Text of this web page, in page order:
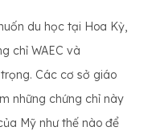
du học tại Hoa Kỳ,
chỉ WAEC và
Các cơ sở giáo
những chứng chỉ này
Mỹ như thế nào để